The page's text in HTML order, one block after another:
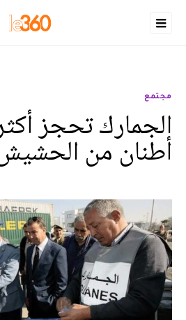
مجتمع
أطنان من الحشيش في